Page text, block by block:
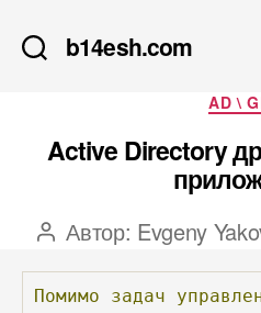
b14esh.com
AD \
Active Directory
Автор
записи
Автор: Evgeny
Помимо задач